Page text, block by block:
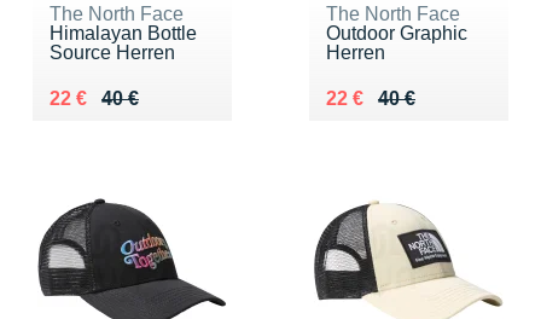
The North Face
Himalayan Bottle
Source Herren
40 €
Au lieu de 40 €
22 €
Vendu 22 €
The North Face
Outdoor Graphic
Herren
40 €
Au lieu de 40 €
22 €
Vendu 22 €